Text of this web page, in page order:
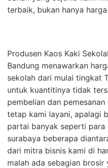
terbaik, bukan hanya
Produsen Kaos Kaki
Bandung menawarkan
sekolah dari mulai tingkat
untuk kuantitinya tidak
pembelian dan
tetap kami layani, apalagi
partai banyak seperti
surabaya beberapa
dari mitra bisnis kami di
malah ada sebagian brosir